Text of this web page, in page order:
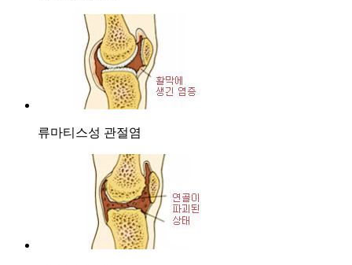
류마티스성 관절염